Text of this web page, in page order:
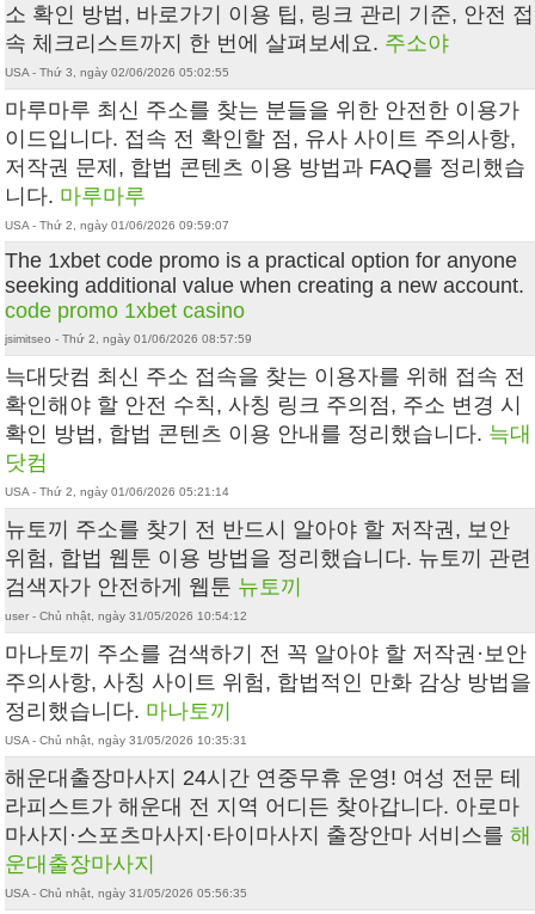
소 확인 방법, 바로가기 이용 팁, 링크 관리 기준, 안전 접
속 체크리스트까지 한 번에 살펴보세요. 주소야
USA - Thứ 3, ngày 02/06/2026 05:02:55
마루마루 최신 주소를 찾는 분들을 위한 안전한 이용가
이드입니다. 접속 전 확인할 점, 유사 사이트 주의사항,
저작권 문제, 합법 콘텐츠 이용 방법과 FAQ를 정리했습
니다. 마루마루
USA - Thứ 2, ngày 01/06/2026 09:59:07
The 1xbet code promo is a practical option for anyone
seeking additional value when creating a new account.
code promo 1xbet casino
jsimitseo - Thứ 2, ngày 01/06/2026 08:57:59
늑대닷컴 최신 주소 접속을 찾는 이용자를 위해 접속 전
확인해야 할 안전 수칙, 사칭 링크 주의점, 주소 변경 시
확인 방법, 합법 콘텐츠 이용 안내를 정리했습니다. 늑대
닷컴
USA - Thứ 2, ngày 01/06/2026 05:21:14
뉴토끼 주소를 찾기 전 반드시 알아야 할 저작권, 보안
위험, 합법 웹툰 이용 방법을 정리했습니다. 뉴토끼 관련
검색자가 안전하게 웹툰 뉴토끼
user - Chủ nhật, ngày 31/05/2026 10:54:12
마나토끼 주소를 검색하기 전 꼭 알아야 할 저작권·보안
주의사항, 사칭 사이트 위험, 합법적인 만화 감상 방법을
정리했습니다. 마나토끼
USA - Chủ nhật, ngày 31/05/2026 10:35:31
해운대출장마사지 24시간 연중무휴 운영! 여성 전문 테
라피스트가 해운대 전 지역 어디든 찾아갑니다. 아로마
마사지·스포츠마사지·타이마사지 출장안마 서비스를해
운대출장마사지
USA - Chủ nhật, ngày 31/05/2026 05:56:35